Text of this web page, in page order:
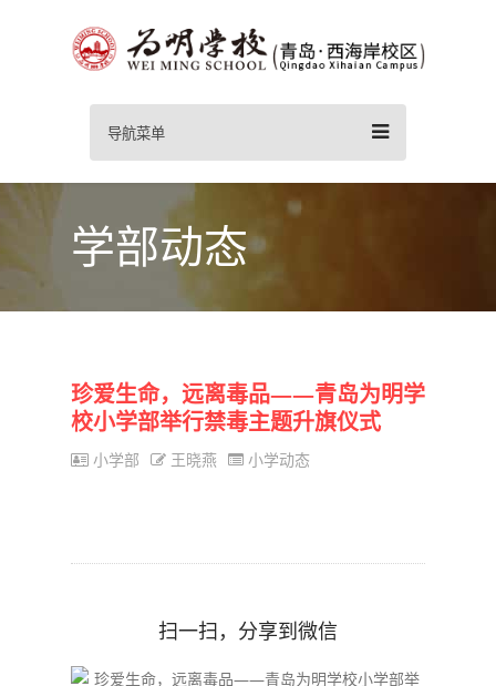
导航菜单
学部动态
珍爱生命，远离毒品——青岛为明学
校小学部举行禁毒主题升旗仪式
小学部 王晓燕 小学动态
扫一扫，分享到微信